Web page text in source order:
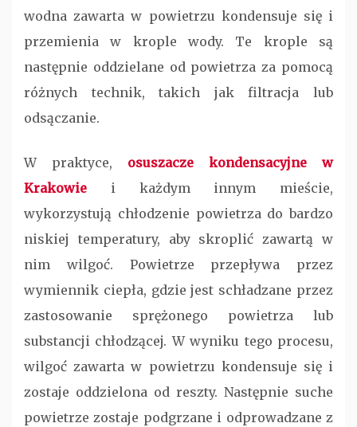
wodna zawarta w powietrzu kondensuje się i
przemienia w krople wody. Te krople są
następnie oddzielane od powietrza za pomocą
różnych technik, takich jak filtracja lub
odsączanie.
W praktyce, osuszacze kondensacyjne w
Krakowie i każdym innym mieście,
wykorzystują chłodzenie powietrza do bardzo
niskiej temperatury, aby skroplić zawartą w
nim wilgoć. Powietrze przepływa przez
wymiennik ciepła, gdzie jest schładzane przez
zastosowanie sprężonego powietrza lub
substancji chłodzącej. W wyniku tego procesu,
wilgoć zawarta w powietrzu kondensuje się i
zostaje oddzielona od reszty. Następnie suche
powietrze zostaje podgrzane i odprowadzane z